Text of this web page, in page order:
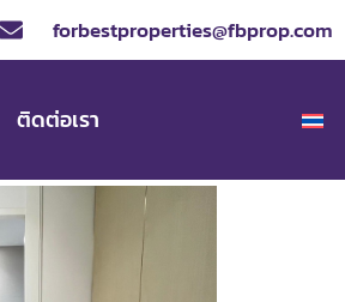
forbestproperties@fbprop.com
ติดต่อเรา